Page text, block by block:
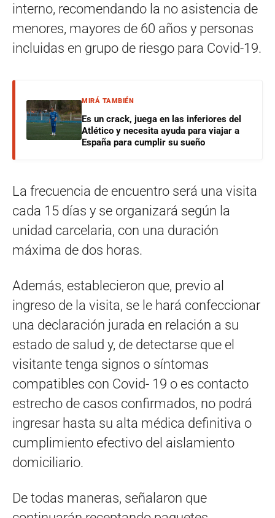
interno, recomendando la no asistencia de
menores, mayores de 60 años y personas
incluidas en grupo de riesgo para Covid-19.
MIRÁ TAMBIÉN
Es un crack, juega en las inferiores del
Atlético y necesita ayuda para viajar a
España para cumplir su sueño
La frecuencia de encuentro será una visita
cada 15 días y se organizará según la
unidad carcelaria, con una duración
máxima de dos horas.
Además, establecieron que, previo al
ingreso de la visita, se le hará confeccionar
una declaración jurada en relación a su
estado de salud y, de detectarse que el
visitante tenga signos o síntomas
compatibles con Covid- 19 o es contacto
estrecho de casos confirmados, no podrá
ingresar hasta su alta médica definitiva o
cumplimiento efectivo del aislamiento
domiciliario.
De todas maneras, señalaron que